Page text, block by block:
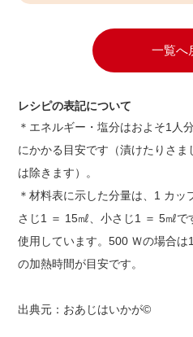
一覧へ
レシピの表記について
＊エネルギー・塩分はおよそ1人
にかかる目安です（漬けたりさ
は除きます）。
＊材料表に示した分量は、1 カ
さじ1 ＝ 15㎖、小さじ1 ＝ 5㎖
使用しています。500 Ｗの場合
の加熱時間が目安です。
出典元：おあじはいかが©